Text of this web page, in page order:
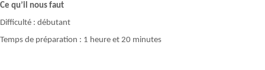
Ce qu’il nous faut
Difficulté : débutant
Temps de préparation : 1 heure et 20 minutes